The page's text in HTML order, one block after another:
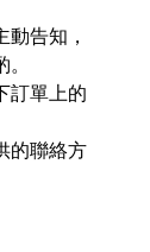
告知，
訂單上的
的聯絡方